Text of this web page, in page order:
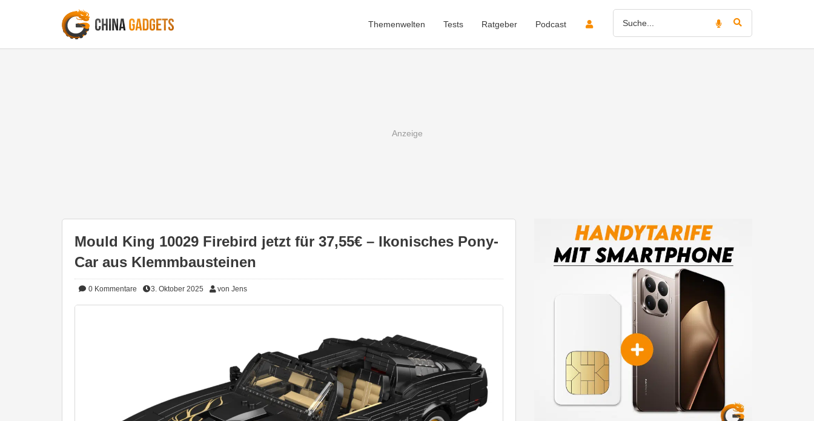
Themenwelten Tests Ratgeber Podcast
Mould King 10029 Firebird jetzt für 37,55€ – Ikonisches Pony-
Car aus Klemmbausteinen
0 Kommentare 3. Oktober 2025 von Jens